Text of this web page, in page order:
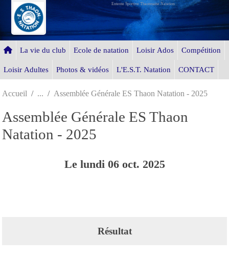
Entente Sportive Thaonnaise Natation
La vie du club Ecole de natation Loisir Ados Compétition
Loisir Adultes Photos & vidéos L'E.S.T. Natation CONTACT
Accueil Assemblée Générale ES Thaon Natation - 2025
Assemblée Générale ES Thaon
Natation - 2025
Le lundi 06 oct. 2025
Résultat
Panneau de gestion des cookies